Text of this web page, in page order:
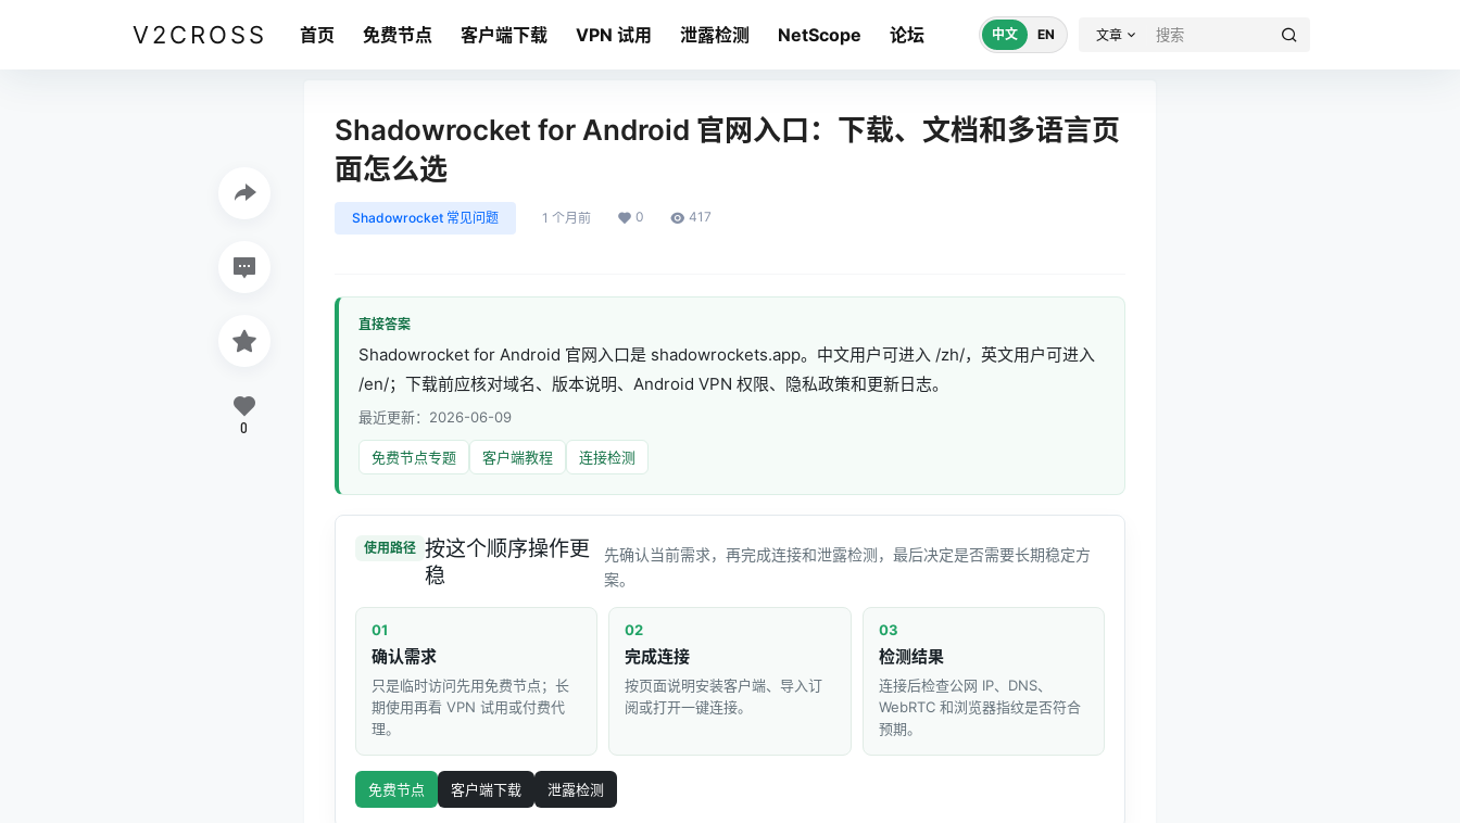
V2CROSS 首页 免费节点 客户端下载 VPN 试用 泄露检测 NetScope 论坛 中文 EN 文章
Shadowrocket for Android 官网入口：下载、文档和多语言页
面怎么选
Shadowrocket 常见问题 1 个月前 0 417
直接答案
Shadowrocket for Android 官网入口是 shadowrockets.app。中文用户可进入 /zh/，英文用户可进入
/en/；下载前应核对域名、版本说明、Android VPN 权限、隐私政策和更新日志。
最近更新：2026-06-09
免费节点专题 客户端教程 连接检测
使用路径 按这个顺序操作更
稳
先确认当前需求，再完成连接和泄露检测，最后决定是否需要长期稳定方
案。
01
确认需求
只是临时访问先用免费节点；长
期使用再看 VPN 试用或付费代
理。
02
完成连接
按页面说明安装客户端、导入订
阅或打开一键连接。
03
检测结果
连接后检查公网 IP、DNS、
WebRTC 和浏览器指纹是否符合
预期。
免费节点 客户端下载 泄露检测
0